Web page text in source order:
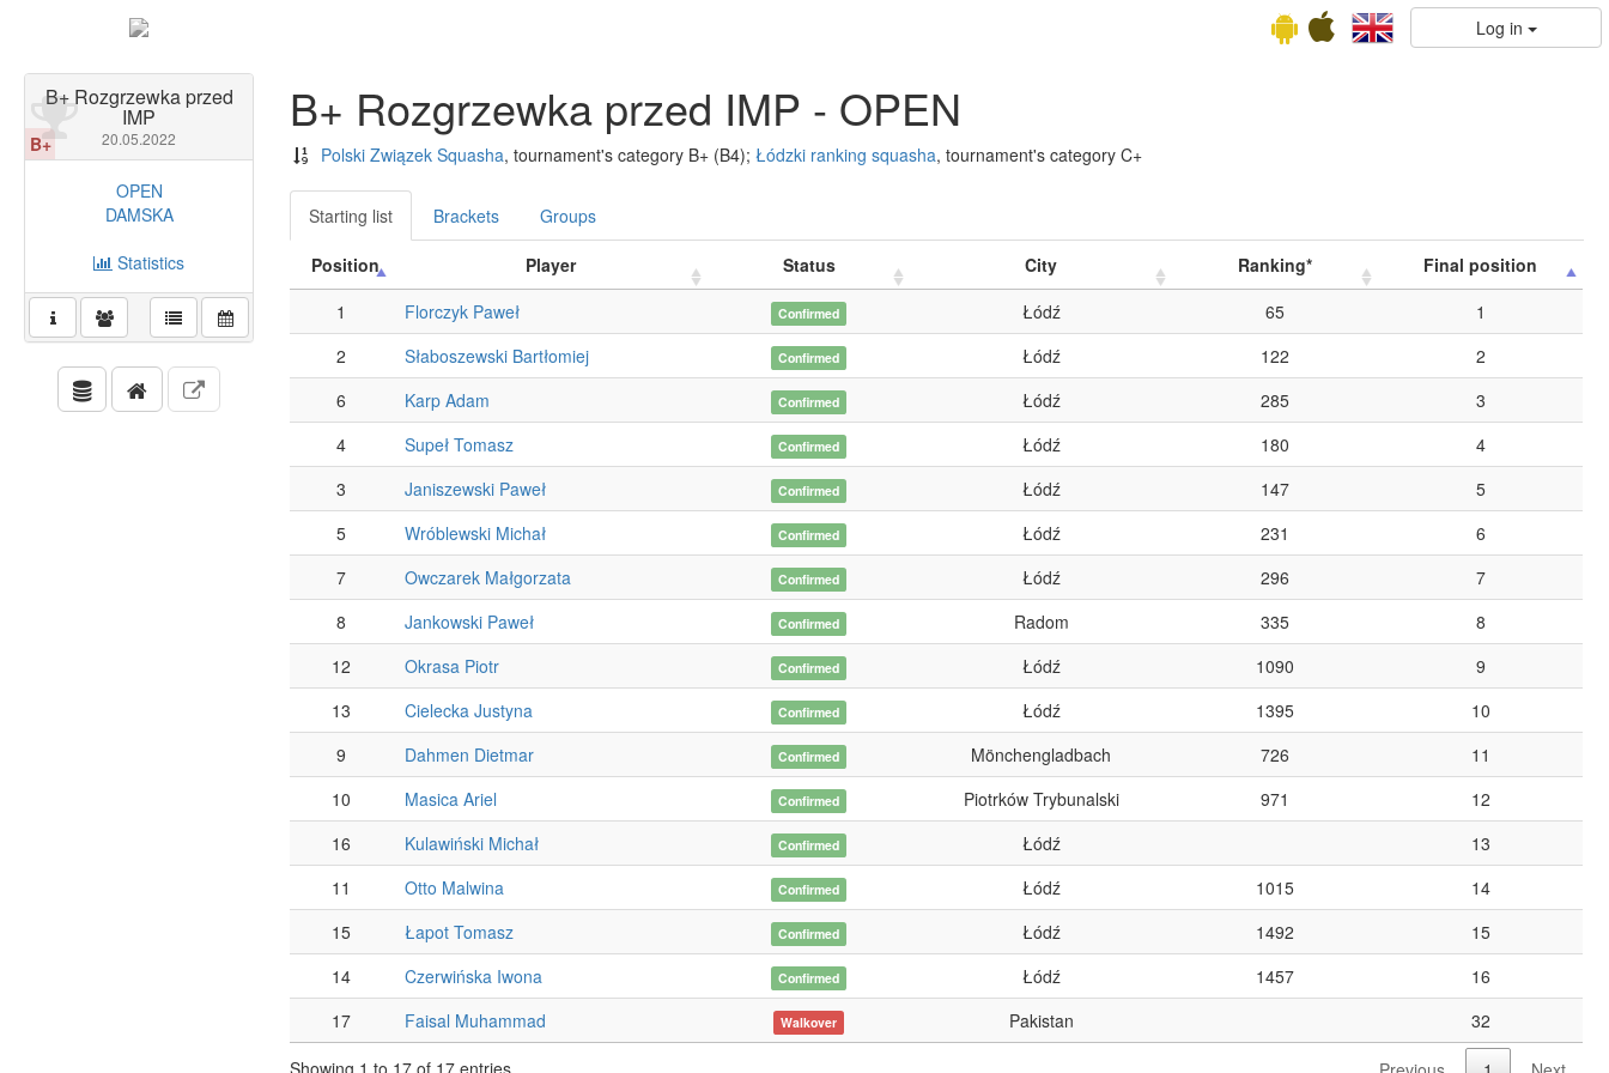
Log in
B+
B+ Rozgrzewka przed
IMP
20.05.2022
OPEN
DAMSKA
Statistics
B+ Rozgrzewka przed IMP - OPEN
Polski Związek Squasha, tournament's category B+ (B4);Łódzki ranking squasha, tournament's category C+
Starting list Brackets Groups
Position Player Status City Ranking*
Final position
1
Florczyk Paweł Confirmed Łódź 65
1
2
Słaboszewski Bartłomiej Confirmed Łódź 122
2
6
Karp Adam Confirmed Łódź 285
3
4
Supeł Tomasz Confirmed Łódź 180
4
3
Janiszewski Paweł Confirmed Łódź 147
5
5
Wróblewski Michał Confirmed Łódź 231
6
7
Owczarek Małgorzata Confirmed Łódź 296
7
8
Jankowski Paweł Confirmed Radom 335
8
12
Okrasa Piotr Confirmed Łódź 1090
9
13
Cielecka Justyna Confirmed Łódź 1395
10
9
Dahmen Dietmar Confirmed Mönchengladbach 726
11
10
Masica Ariel Confirmed Piotrków Trybunalski 971
12
16
Kulawiński Michał Confirmed Łódź
13
11
Otto Malwina Confirmed Łódź 1015
14
15
Łapot Tomasz Confirmed Łódź 1492
15
14
Czerwińska Iwona Confirmed Łódź 1457
16
17
Faisal Muhammad Walkover Pakistan
32
Showing 1 to 17 of 17 entries